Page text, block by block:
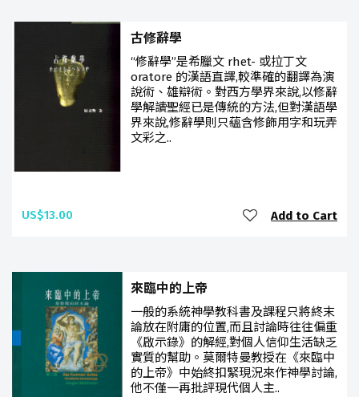
古修辭學
“修辭學”是希臘文 rhet- 或拉丁文
oratore 的漢語直譯,較準確的翻譯為演
說術、雄辯術。對西方學界來說,以修辭
學解讀聖經已是傳統的方法,但對漢語學
界來說,修辭學則只蘊含修飾用字和玩弄
文彩之..
US$13.00 Add to Cart
來臨中的上帝
一般的系統神學教科書及課程只將終末
論放在附庸的位置,而且討論時往往偏重
《啟示錄》的解經,對個人信仰生活缺乏
實質的幫助。莫爾特曼教授在《來臨中
的上帝》中始終扣緊現況來作神學討論,
他不僅一再批評現代個人主..